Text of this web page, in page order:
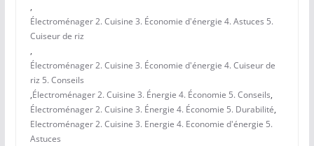
,
Électroménager 2. Cuisine 3. Économie d'énergie 4. Astuces 5.
Cuiseur de riz
,
Électroménager 2. Cuisine 3. Économie d'énergie 4. Cuiseur de
riz 5. Conseils
,Électroménager 2. Cuisine 3. Énergie 4. Économie 5. Conseils,
Électroménager 2. Cuisine 3. Énergie 4. Économie 5. Durabilité,
Electroménager 2. Cuisine 3. Energie 4. Economie d'énergie 5.
Astuces